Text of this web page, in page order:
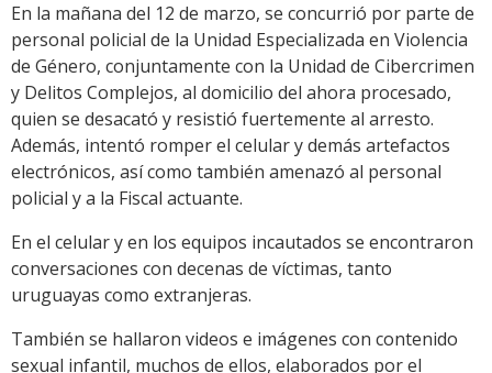
En la mañana del 12 de marzo, se concurrió por parte de
personal policial de la Unidad Especializada en Violencia
de Género, conjuntamente con la Unidad de Cibercrimen
y Delitos Complejos, al domicilio del ahora procesado,
quien se desacató y resistió fuertemente al arresto.
Además, intentó romper el celular y demás artefactos
electrónicos, así como también amenazó al personal
policial y a la Fiscal actuante.
En el celular y en los equipos incautados se encontraron
conversaciones con decenas de víctimas, tanto
uruguayas como extranjeras.
También se hallaron videos e imágenes con contenido
sexual infantil, muchos de ellos, elaborados por el